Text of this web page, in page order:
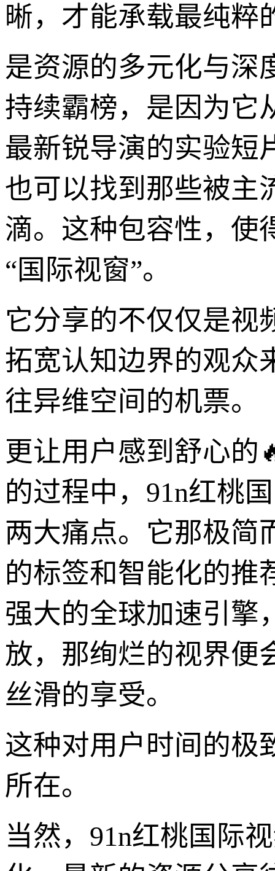
晰，才能承载最纯粹
是资源的多元化与深
持续霸榜，是因为它
最新锐导演的实验短
也可以找到那些被主
滴。这种包容性，使
“国际视窗”。
它分享的不仅仅是视
拓宽认知边界的观众
往异维空间的机票。
更让用户感到舒心的
的过程中，91n红桃
两大痛点。它那极简
的标签和智能化的推
强大的全球加速引擎
放，那绚烂的视界便
丝滑的享受。
这种对用户时间的极
所在。
当然，91n红桃国际